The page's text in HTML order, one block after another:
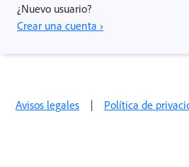
¿Nuevo usuario?
Crear una cuenta ›
Avisos legales | Política de